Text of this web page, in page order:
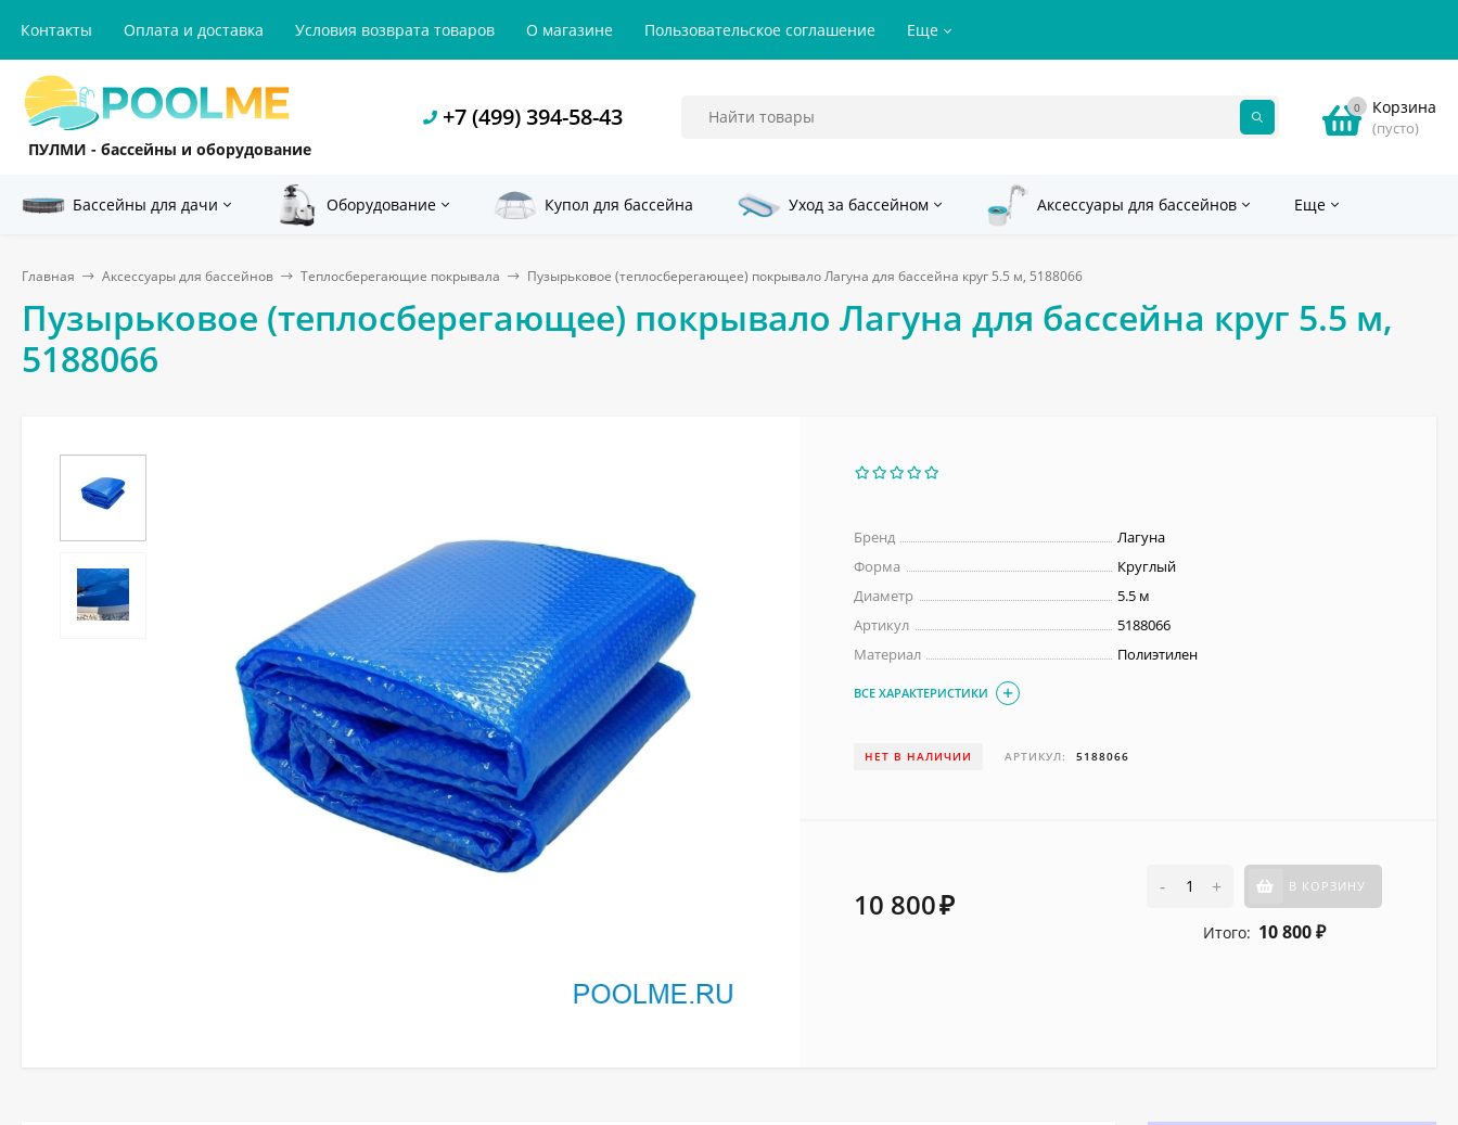
Контакты Оплата и доставка Условия возврата товаров О магазине Пользовательское соглашение Еще
ПУЛМИ - бассейны и оборудование
+7 (499) 394-58-43 0 Корзина
(пусто)
Бассейны для дачи Оборудование Купол для бассейна Уход за бассейном Аксессуары для бассейнов Еще
Главная Аксессуары для бассейнов Теплосберегающие покрывала Пузырьковое (теплосберегающее) покрывало Лагуна для бассейна круг 5.5 м, 5188066
Пузырьковое (теплосберегающее) покрывало Лагуна для бассейна круг 5.5 м,
5188066
Бренд
Лагуна
Форма
Круглый
Диаметр
5.5 м
Артикул
5188066
Материал
Полиэтилен
ВСЕ ХАРАКТЕРИСТИКИ
НЕТ В НАЛИЧИИ АРТИКУЛ: 5188066
10 800₽
- + В КОРЗИНУ
Итого: 10 800 ₽